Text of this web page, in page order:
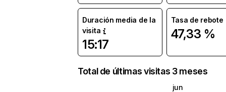
Duración media de la
visita
15:17
Tasa de rebote
47,33 %
Total de últimas visitas 3 meses
jun